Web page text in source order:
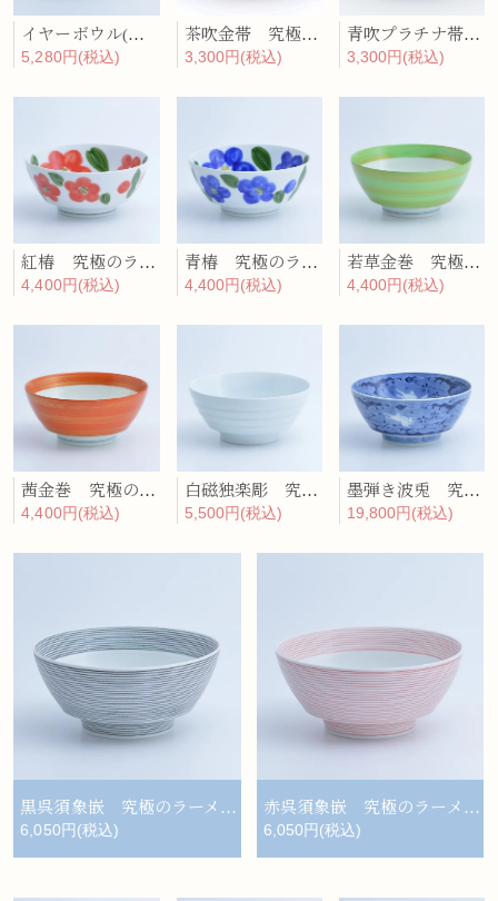
イヤーボウル(丑) 究極のラーメン鉢
5,280円(税込)
茶吹金帯 究極のラーメン鉢
3,300円(税込)
青吹プラチナ帯 究極のラーメン鉢
3,300円(税込)
紅椿 究極のラーメン鉢
4,400円(税込)
青椿 究極のラーメン鉢
4,400円(税込)
若草金巻 究極のラーメン鉢
4,400円(税込)
茜金巻 究極のラーメン鉢
4,400円(税込)
白磁独楽彫 究極のラーメン鉢
5,500円(税込)
墨弾き波兎 究極のラーメン鉢
19,800円(税込)
黒呉須象嵌 究極のラーメン鉢
6,050円(税込)
赤呉須象嵌 究極のラーメン鉢
6,050円(税込)